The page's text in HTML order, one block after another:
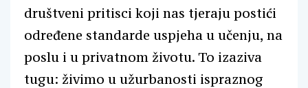
društveni pritisci koji nas tjeraju postići
određene standarde uspjeha u učenju, na
poslu i u privatnom životu. To izaziva
tugu: živimo u užurbanosti ispraznog